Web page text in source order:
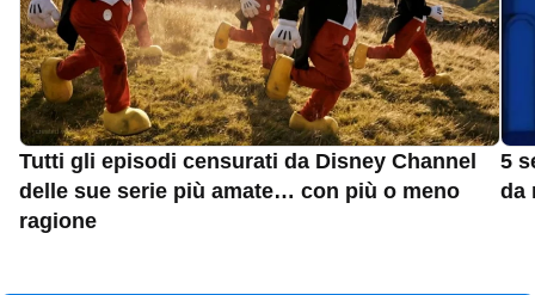
Tutti gli episodi censurati da Disney Channel
delle sue serie più amate… con più o meno
ragione
5
da